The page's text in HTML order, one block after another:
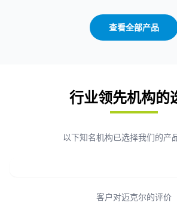
查看全部产品
行业领先机构的
以下知名机构已选择我们的产
客户对迈克尔的评价